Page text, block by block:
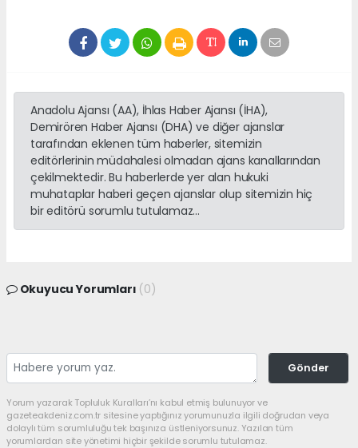
Anadolu Ajansı (AA), İhlas Haber Ajansı (İHA),
Demirören Haber Ajansı (DHA) ve diğer ajanslar
tarafından eklenen tüm haberler, sitemizin
editörlerinin müdahalesi olmadan ajans kanallarından
çekilmektedir. Bu haberlerde yer alan hukuki
muhataplar haberi geçen ajanslar olup sitemizin hiç
bir editörü sorumlu tutulamaz...
Okuyucu Yorumları (0)
Gönder
Yorum yazarak Topluluk Kuralları’nı kabul etmiş bulunuyor ve
gazeteakdeniz.com.tr sitesine yaptığınız yorumunuzla ilgili doğrudan veya
dolaylı tüm sorumluluğu tek başınıza üstleniyorsunuz. Yazılan tüm
yorumlardan site yönetimi hiçbir şekilde sorumlu tutulamaz.